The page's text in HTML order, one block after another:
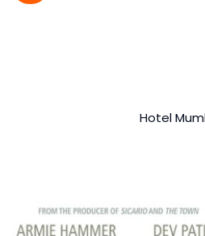
Hotel